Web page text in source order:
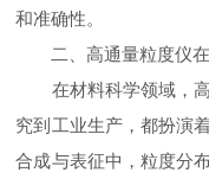
和准确性。
二、高通量粒度仪在
在材料科学领域，高
究到工业生产，都扮演
合成与表征中，粒度分